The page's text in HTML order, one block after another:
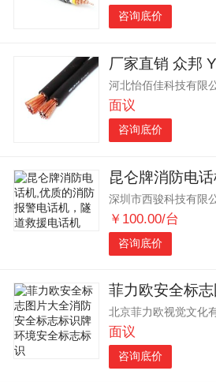
咨询底价
河北怡佰佳科技有限
面议
咨询底价
深圳市西骏科技有限
￥100.00/台
咨询底价
北京菲力欧视觉文化
面议
咨询底价